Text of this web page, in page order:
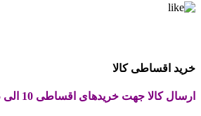
خرید اقساطی کالا
ارسال کالا جهت خریدهای اقساطی 10 الی 15 روز کاری می باشد